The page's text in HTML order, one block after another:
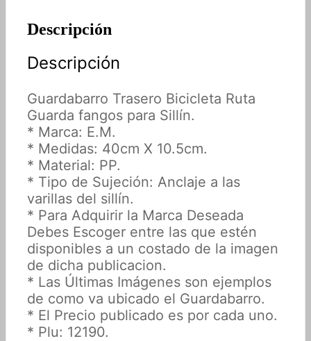
Descripción
Descripción
Guardabarro Trasero Bicicleta Ruta
Guarda fangos para Sillín.
* Marca: E.M.
* Medidas: 40cm X 10.5cm.
* Material: PP.
* Tipo de Sujeción: Anclaje a las
varillas del sillín.
* Para Adquirir la Marca Deseada
Debes Escoger entre las que estén
disponibles a un costado de la imagen
de dicha publicacion.
* Las Últimas Imágenes son ejemplos
de como va ubicado el Guardabarro.
* El Precio publicado es por cada uno.
* Plu: 12190.